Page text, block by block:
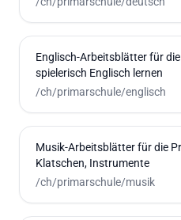
Englisch-Arbeitsblätter für
spielerisch Englisch lernen
/ch/primarschule/englisch
Musik-Arbeitsblätter für die
Klatschen, Instrumente
/ch/primarschule/musik